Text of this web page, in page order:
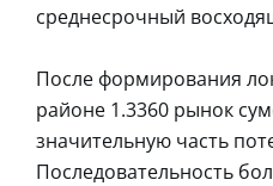
среднесрочный
После формирования
районе 1.3360 рынок
значительную часть
Последовательность